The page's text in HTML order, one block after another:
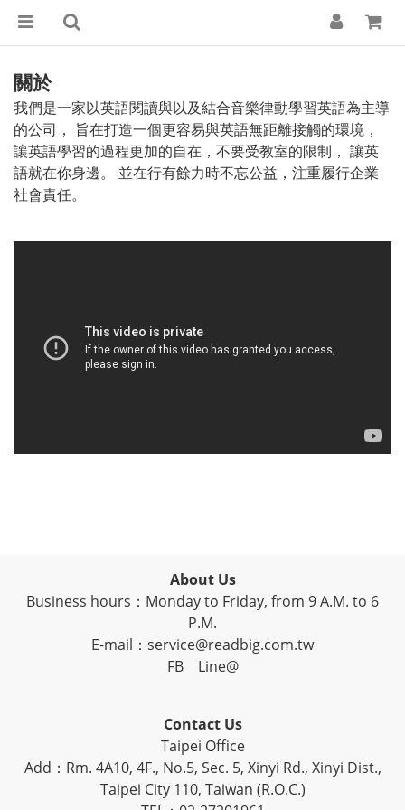
關於
我們是一家以英語閱讀與以及結合音樂律動學習英語為主導
的公司， 旨在打造一個更容易與英語無距離接觸的環境，
讓英語學習的過程更加的自在，不要受教室的限制， 讓英
語就在你身邊。 並在行有餘力時不忘公益，注重履行企業
社會責任。
About Us
Business hours：Monday to Friday, from 9 A.M. to 6
P.M.
E-mail：service@readbig.com.tw
FB
Line@
Contact Us
Taipei Office
Add：Rm. 4A10, 4F., No.5, Sec. 5, Xinyi Rd., Xinyi Dist.,
Taipei City 110, Taiwan (R.O.C.)